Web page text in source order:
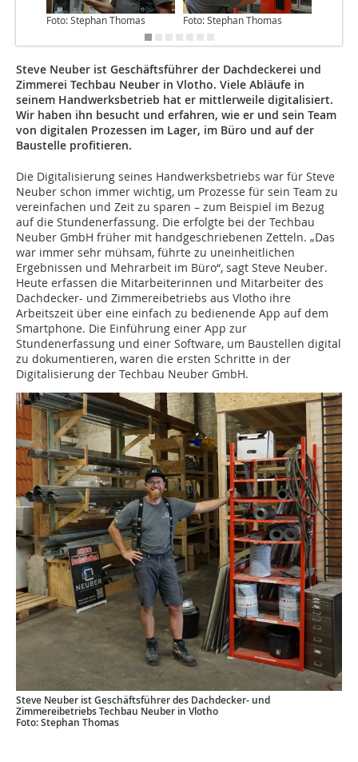
Foto: Stephan Thomas Foto: Stephan Thomas
Steve Neuber ist Geschäftsführer der Dachdeckerei und
Zimmerei Techbau Neuber in Vlotho. Viele Abläufe in
seinem Handwerksbetrieb hat er mittlerweile digitalisiert.
Wir haben ihn besucht und erfahren, wie er und sein Team
von digitalen Prozessen im Lager, im Büro und auf der
Baustelle profitieren.
Die Digitalisierung seines Handwerksbetriebs war für Steve
Neuber schon immer wichtig, um Prozesse für sein Team zu
vereinfachen und Zeit zu sparen – zum Beispiel im Bezug
auf die Stundenerfassung. Die erfolgte bei der Techbau
Neuber GmbH früher mit handgeschriebenen Zetteln. „Das
war immer sehr mühsam, führte zu uneinheitlichen
Ergebnissen und Mehrarbeit im Büro“, sagt Steve Neuber.
Heute erfassen die Mitarbeiterinnen und Mitarbeiter des
Dachdecker- und Zimmereibetriebs aus Vlotho ihre
Arbeitszeit über eine einfach zu bedienende App auf dem
Smartphone. Die Einführung einer App zur
Stundenerfassung und einer Software, um Baustellen digital
zu dokumentieren, waren die ersten Schritte in der
Digitalisierung der Techbau Neuber GmbH.
Steve Neuber ist Geschäftsführer des Dachdecker- und
Zimmereibetriebs Techbau Neuber in Vlotho
Foto: Stephan Thomas